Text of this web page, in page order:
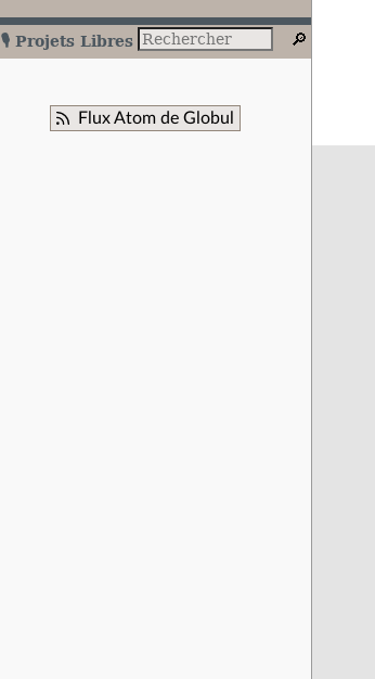
🎙️ Projets Libres
Flux Atom de Globul